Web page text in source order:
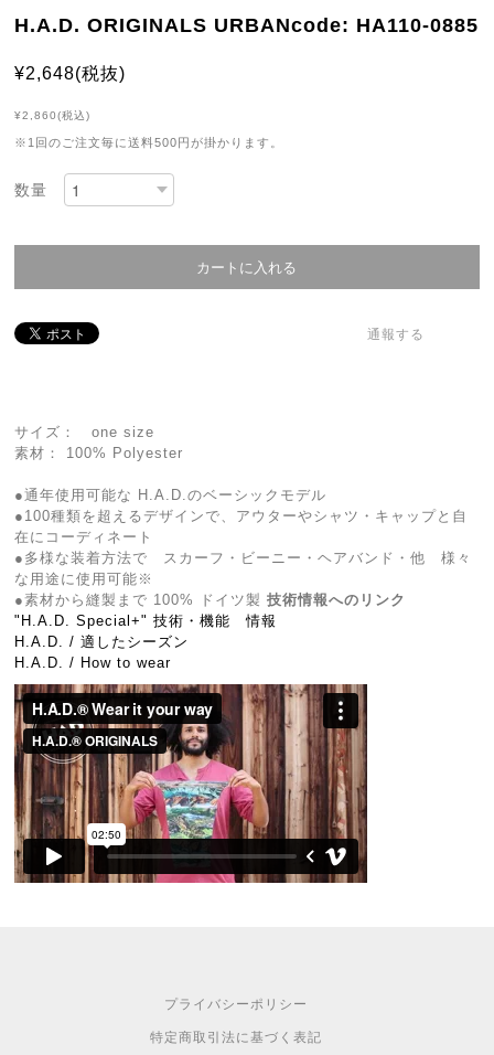
H.A.D. ORIGINALS URBANcode: HA110-0885
¥2,648(税抜)
¥2,860(税込)
※1回のご注文毎に送料500円が掛かります。
数量
通報する
サイズ： one size
素材： 100% Polyester
●通年使用可能な H.A.D.のベーシックモデル
●100種類を超えるデザインで、アウターやシャツ・キャップと自
在にコーディネート
●多様な装着方法で スカーフ・ビーニー・ヘアバンド・他 様々
な用途に使用可能※
●素材から縫製まで 100% ドイツ製技術情報へのリンク
"H.A.D. Special+" 技術・機能 情報
H.A.D. / 適したシーズン
H.A.D. / How to wear
プライバシーポリシー
特定商取引法に基づく表記